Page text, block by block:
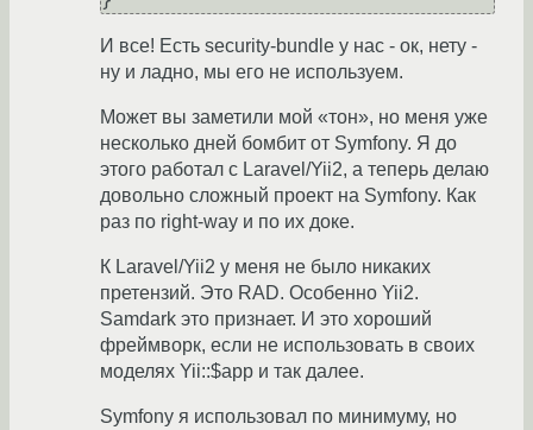
И все! Есть security-bundle у нас - ок, нету -
ну и ладно, мы его не используем.
Может вы заметили мой «тон», но меня уже
несколько дней бомбит от Symfony. Я до
этого работал с Laravel/Yii2, а теперь делаю
довольно сложный проект на Symfony. Как
раз по right-way и по их доке.
К Laravel/Yii2 у меня не было никаких
претензий. Это RAD. Особенно Yii2.
Samdark это признает. И это хороший
фреймворк, если не использовать в своих
моделях Yii::$app и так далее.
Symfony я использовал по минимуму, но